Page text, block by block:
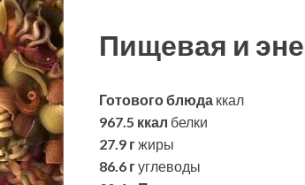
Пищевая и
Готового блюда ккал
967.5 ккал белки
27.9 гжиры
86.6 гуглеводы